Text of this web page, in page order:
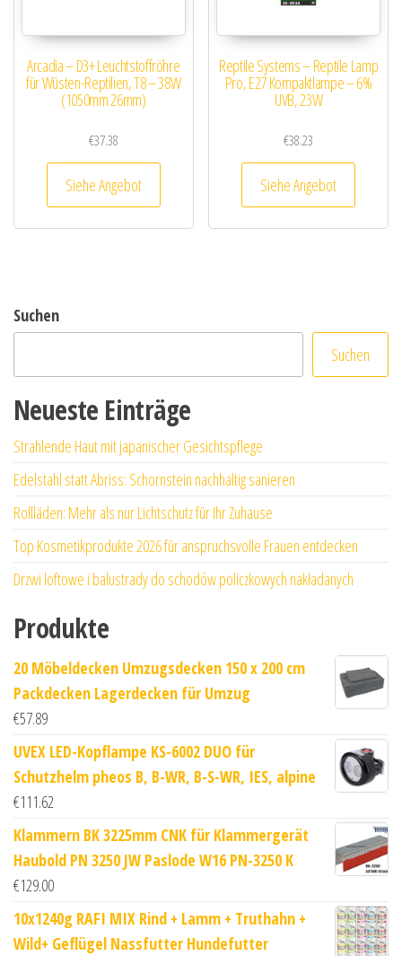
Arcadia – D3+ Leuchtstoffröhre
für Wüsten-Reptilien, T8 – 38W
(1050mm 26mm)
€37.38
Siehe Angebot
Reptile Systems – Reptile Lamp
Pro, E27 Kompaktlampe – 6%
UVB, 23W
€38.23
Siehe Angebot
Suchen
Suchen
Neueste Einträge
Strahlende Haut mit japanischer Gesichtspflege
Edelstahl statt Abriss: Schornstein nachhaltig sanieren
Rollläden: Mehr als nur Lichtschutz für Ihr Zuhause
Top Kosmetikprodukte 2026 für anspruchsvolle Frauen entdecken
Drzwi loftowe i balustrady do schodów policzkowych nakładanych
Produkte
20 Möbeldecken Umzugsdecken 150 x 200 cm
Packdecken Lagerdecken für Umzug
€57.89
UVEX LED-Kopflampe KS-6002 DUO für
Schutzhelm pheos B, B-WR, B-S-WR, IES, alpine
€111.62
Klammern BK 3225mm CNK für Klammergerät
Haubold PN 3250 JW Paslode W16 PN-3250 K
€129.00
10x1240g RAFI MIX Rind + Lamm + Truthahn +
Wild+ Geflügel Nassfutter Hundefutter